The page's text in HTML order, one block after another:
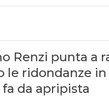
Renzi punta a
ridondanze
da apripista